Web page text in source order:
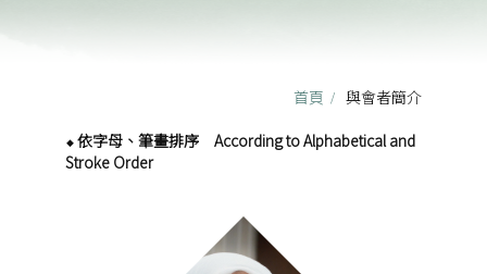
首頁
與會者簡介
⬥ 依字母、筆畫排序 According to Alphabetical and
Stroke Order